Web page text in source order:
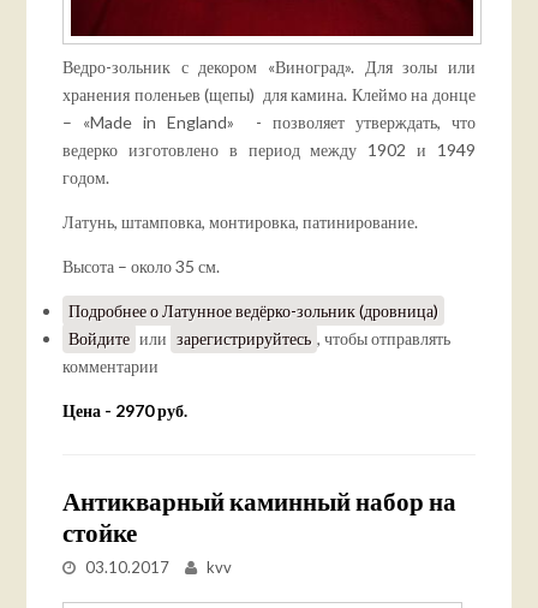
Ведро-зольник с декором «Виноград». Для золы или
хранения поленьев (щепы) для камина. Клеймо на донце
– «Made in England» - позволяет утверждать, что
ведерко изготовлено в период между 1902 и 1949
годом.
Латунь, штамповка, монтировка, патинирование.
Высота – около 35 см.
Подробнеео Латунное ведёрко-зольник (дровница)
Войдите или зарегистрируйтесь , чтобы отправлять
комментарии
Цена - 2970 руб.
Антикварный каминный набор на
стойке
03.10.2017 kvv